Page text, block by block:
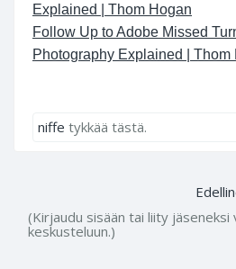
Explained | Thom Hogan
Follow Up to Adobe Missed
Photography Explained | Thom
niffe tykkää tästä.
(Kirjaudu sisään tai liity
keskusteluun.)